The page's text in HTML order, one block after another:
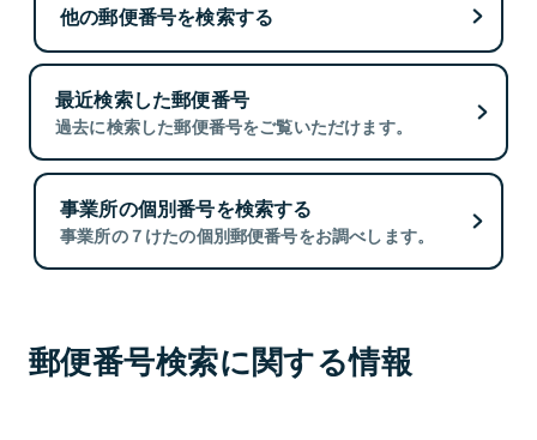
他の郵便番号を検索する
最近検索した郵便番号
過去に検索した郵便番号をご覧いただけます。
事業所の個別番号を検索する
事業所の７けたの個別郵便番号をお調べします。
郵便番号検索に関する情報